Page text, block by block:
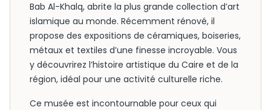
Bab Al-Khalq, abrite la plus grande collection d’art
islamique au monde. Récemment rénové, il
propose des expositions de céramiques, boiseries,
métaux et textiles d’une finesse incroyable. Vous
y découvrirez l’histoire artistique du Caire et de la
région, idéal pour une activité culturelle riche.
Ce musée est incontournable pour ceux qui